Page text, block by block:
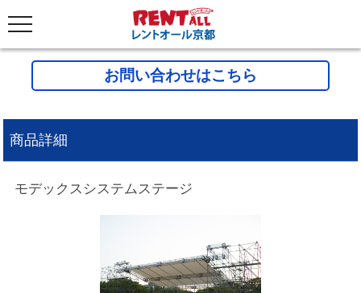
お問い合わせはこちら
商品詳細
モデックスシステムステージ